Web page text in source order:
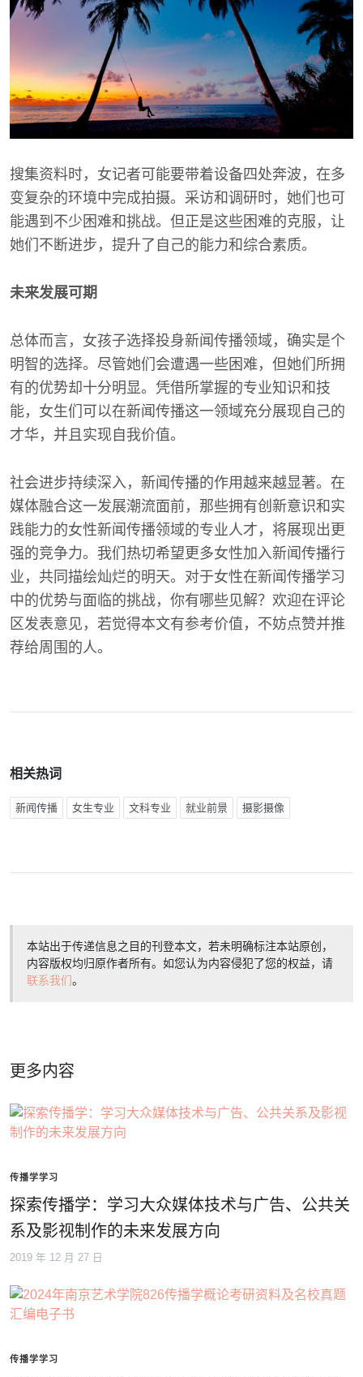
搜集资料时，女记者可能要带着设备四处奔波，在多
变复杂的环境中完成拍摄。采访和调研时，她们也可
能遇到不少困难和挑战。但正是这些困难的克服，让
她们不断进步，提升了自己的能力和综合素质。
未来发展可期
总体而言，女孩子选择投身新闻传播领域，确实是个
明智的选择。尽管她们会遭遇一些困难，但她们所拥
有的优势却十分明显。凭借所掌握的专业知识和技
能，女生们可以在新闻传播这一领域充分展现自己的
才华，并且实现自我价值。
社会进步持续深入，新闻传播的作用越来越显著。在
媒体融合这一发展潮流面前，那些拥有创新意识和实
践能力的女性新闻传播领域的专业人才，将展现出更
强的竞争力。我们热切希望更多女性加入新闻传播行
业，共同描绘灿烂的明天。对于女性在新闻传播学习
中的优势与面临的挑战，你有哪些见解？欢迎在评论
区发表意见，若觉得本文有参考价值，不妨点赞并推
荐给周围的人。
相关热词
新闻传播 女生专业 文科专业 就业前景 摄影摄像
本站出于传递信息之目的刊登本文，若未明确标注本站原创，
内容版权均归原作者所有。如您认为内容侵犯了您的权益，请
联系我们。
更多内容
传播学学习
探索传播学：学习大众媒体技术与广告、公共关
系及影视制作的未来发展方向
2019 年 12 月 27 日
传播学学习